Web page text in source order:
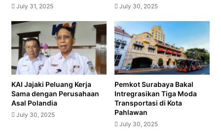
July 31, 2025 July 30, 2025
KAI Jajaki Peluang Kerja
Sama dengan Perusahaan
Asal Polandia
July 30, 2025
Pemkot Surabaya Bakal
Intregrasikan Tiga Moda
Transportasi di Kota
Pahlawan
July 30, 2025